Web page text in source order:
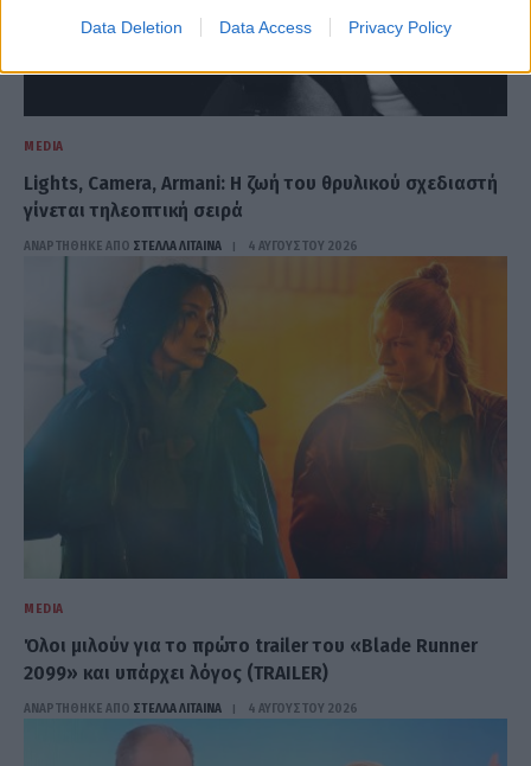
Data Deletion Data Access Privacy Policy
MEDIA
Lights, Camera, Armani: Η ζωή του θρυλικού σχεδιαστή
γίνεται τηλεοπτική σειρά
ΑΝΑΡΤΗΘΗΚΕ ΑΠΟ ΣΤΈΛΛΑ ΛΊΤΑΙΝΑ 4 ΑΥΓΟΎΣΤΟΥ 2026
MEDIA
Όλοι μιλούν για το πρώτο trailer του «Blade Runner
2099» και υπάρχει λόγος (TRAILER)
ΑΝΑΡΤΗΘΗΚΕ ΑΠΟ ΣΤΈΛΛΑ ΛΊΤΑΙΝΑ 4 ΑΥΓΟΎΣΤΟΥ 2026